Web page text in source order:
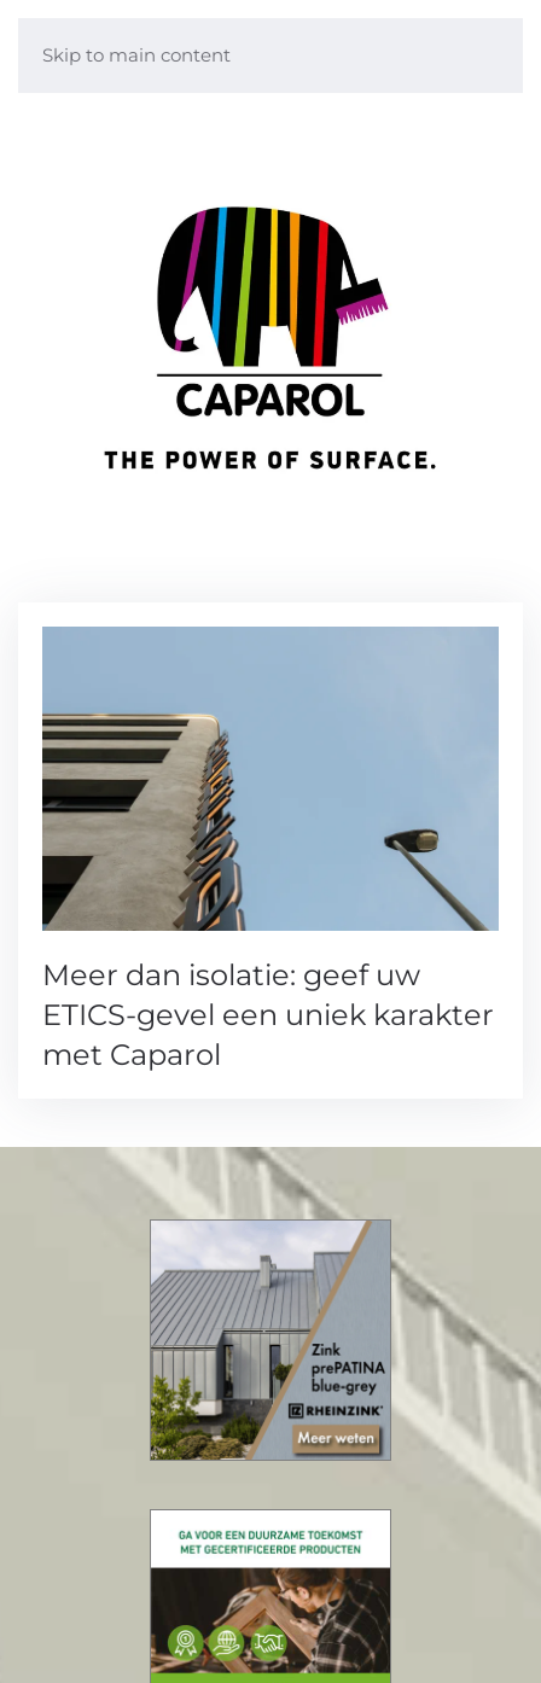
Skip to main content
Meer dan isolatie: geef uw
ETICS-gevel een uniek karakter
met Caparol